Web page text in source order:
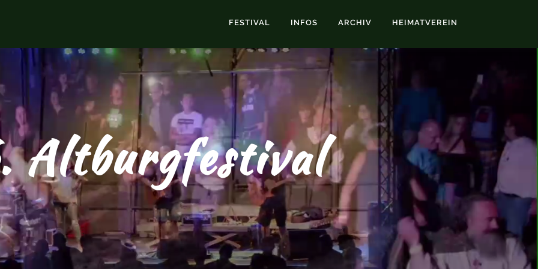
FESTIVAL INFOS ARCHIV HEIMATVEREIN
Altburgfestival